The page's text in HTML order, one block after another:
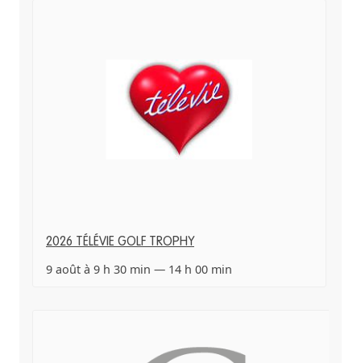
2026 TÉLÉVIE GOLF TROPHY
9 août à 9 h 30 min — 14 h 00 min